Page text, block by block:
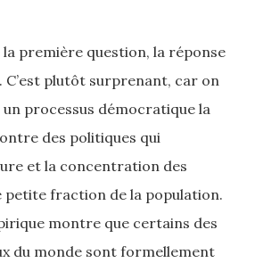
première question, la réponse
plutôt surprenant, car on
processus démocratique la
des politiques qui
et la concentration des
petite fraction de la population.
montre que certains des
du monde sont formellement